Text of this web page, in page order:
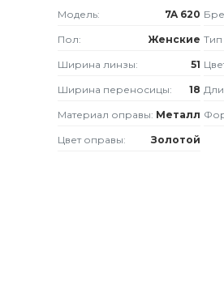
Модель: 7A 620
Пол: Женские
Ширина линзы: 51
Ширина переносицы: 18
Материал оправы: Металл
Цвет оправы: Золотой